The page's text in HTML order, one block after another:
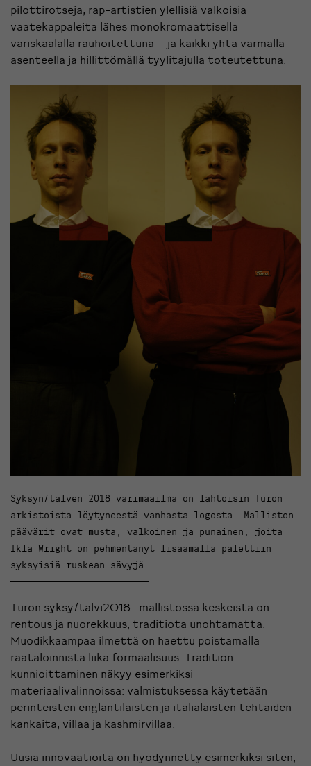
pilottirotseja, rap-artistien ylellisiä valkoisia
vaatekappaleita lähes monokromaattisella
väriskaalalla rauhoitettuna – ja kaikki yhtä varmalla
asenteella ja hillittömällä tyylitajulla toteutettuna.
Syksyn/talven 2018 värimaailma on lähtöisin Turon
arkistoista löytyneestä vanhasta logosta. Malliston
päävärit ovat musta, valkoinen ja punainen, joita
Ikla Wright on pehmentänyt lisäämällä palettiin
syksyisiä ruskean sävyjä.
Turon syksy/talvi2018 -mallistossa keskeistä on
rentous ja nuorekkuus, traditiota unohtamatta.
Muodikkaampaa ilmettä on haettu poistamalla
räätälöinnistä liika formaalisuus. Tradition
kunnioittaminen näkyy esimerkiksi
materiaalivalinnoissa: valmistuksessa käytetään
perinteisten englantilaisten ja italialaisten tehtaiden
kankaita, villaa ja kashmirvillaa.
Uusia innovaatioita on hyödynnetty esimerkiksi siten,